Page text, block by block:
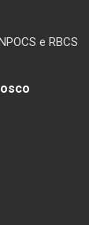
e RBCS